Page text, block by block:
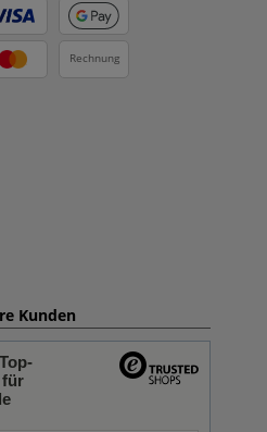
Rechnung
Kunden
für